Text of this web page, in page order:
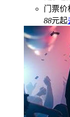
门票价
88元起